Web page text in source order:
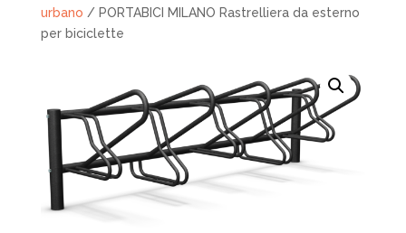
urbano / PORTABICI MILANO Rastrelliera da esterno
per biciclette